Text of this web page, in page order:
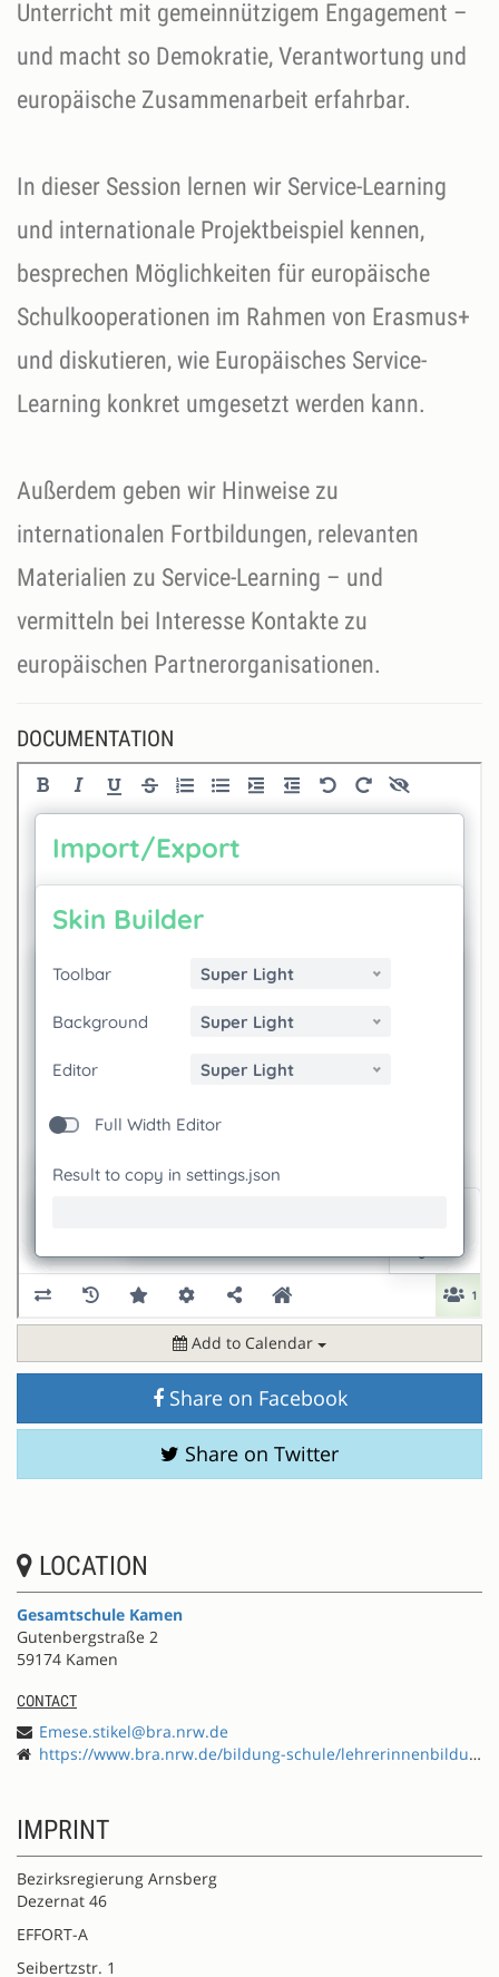
Unterricht mit gemeinnützigem Engagement –
und macht so Demokratie, Verantwortung und
europäische Zusammenarbeit erfahrbar.
In dieser Session lernen wir Service-Learning
und internationale Projektbeispiel kennen,
besprechen Möglichkeiten für europäische
Schulkooperationen im Rahmen von Erasmus+
und diskutieren, wie Europäisches Service-
Learning konkret umgesetzt werden kann.
Außerdem geben wir Hinweise zu
internationalen Fortbildungen, relevanten
Materialien zu Service-Learning – und
vermitteln bei Interesse Kontakte zu
europäischen Partnerorganisationen.
DOCUMENTATION
Add to Calendar
Share on Facebook
Share on Twitter
LOCATION
Gesamtschule Kamen
Gutenbergstraße 2
59174 Kamen
CONTACT
Emese.stikel@bra.nrw.de
https://www.bra.nrw.de/bildung-schule/lehrerinnenbildung/fortbildung/effort-schule-international-entwickeln
IMPRINT
Bezirksregierung Arnsberg
Dezernat 46
EFFORT-A
Seibertzstr. 1